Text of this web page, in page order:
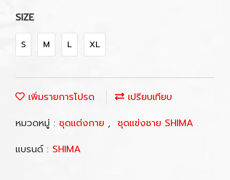
SIZE
S M L XL
เพิ่มรายการโปรด
เปรียบเทียบ
หมวดหมู่ : ชุดแต่งกาย , ชุดแข่งชาย SHIMA
แบรนด์ : SHIMA